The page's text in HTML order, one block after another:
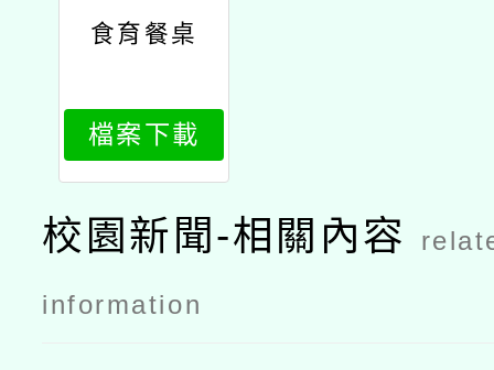
食育餐桌
檔案下載
校園新聞-相關內容
information